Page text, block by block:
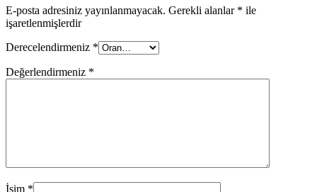
E-posta adresiniz yayınlanmayacak. Gerekli alanlar * ile
işaretlenmişlerdir
Derecelendirmeniz *
Değerlendirmeniz *
İsim *